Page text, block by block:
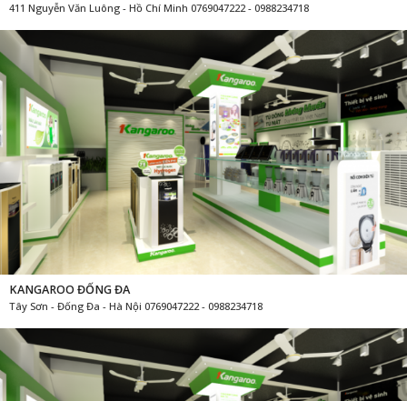
411 Nguyễn Văn Luông - Hồ Chí Minh 0769047222 - 0988234718
KANGAROO ĐỐNG ĐA
Tây Sơn - Đống Đa - Hà Nội 0769047222 - 0988234718